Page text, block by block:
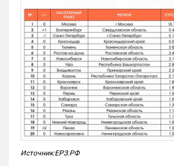
Источник:ЕРЗ.РФ